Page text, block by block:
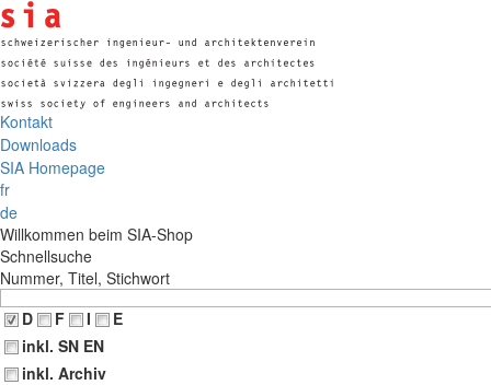
Kontakt
Downloads
SIA Homepage
fr
de
Willkommen beim SIA-Shop
Schnellsuche
Nummer, Titel, Stichwort
D
F I
E
inkl. SN EN
inkl. Archiv